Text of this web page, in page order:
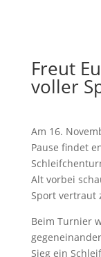
Freut
voller
Am 16.
Pause findet
Alt vorbei
Sport vertraut
Beim Turnier
Sieg ein